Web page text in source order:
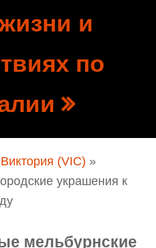
и
по
Виктория (VIC) »
украшения к
мельбурнские